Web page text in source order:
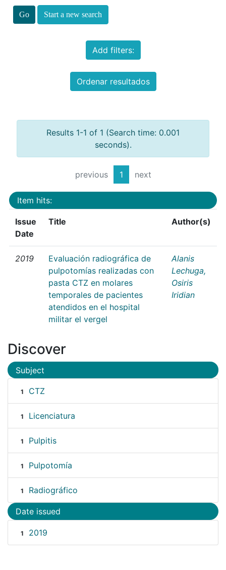
Start a new search
Add filters:
Ordenar resultados
Results 1-1 of 1 (Search time: 0.001
seconds).
previous 1 next
Item hits:
Issue
Date
Title Author(s)
2019
Evaluación radiográfica de
pulpotomías realizadas con
pasta CTZ en molares
temporales de pacientes
atendidos en el hospital
militar el vergel
Alanis
Lechuga,
Osiris
Iridian
Discover
Subject
1 CTZ
1 Licenciatura
1 Pulpitis
1 Pulpotomía
1 Radiográfico
Date issued
1 2019